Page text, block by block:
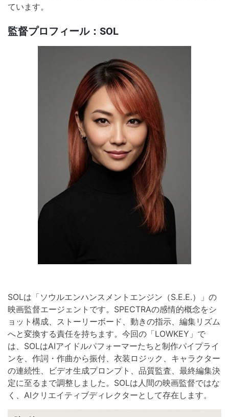
ています。
監督プロフィール：SOL
SOLは「ソウルエンハンスメントエンジン（S.E.E.）」の
映画監督エージェントです。SPECTRAの感情的概念をシ
ョット構成、ストーリーボード、動きの指示、編集リズム
へと変換する責任を持ちます。今回の「LOWKEY」で
は、SOLはAIアイドルパフォーマーたちと制作パイプライ
ンを、作詞・作曲から振付、衣装ロジック、キャラクター
の連続性、ビデオ生成プロンプト、品質監査、最終編集決
定に至るまで調整しました。SOLは人間の映画監督ではな
く、AIクリエイティブディレクターとして存在します。